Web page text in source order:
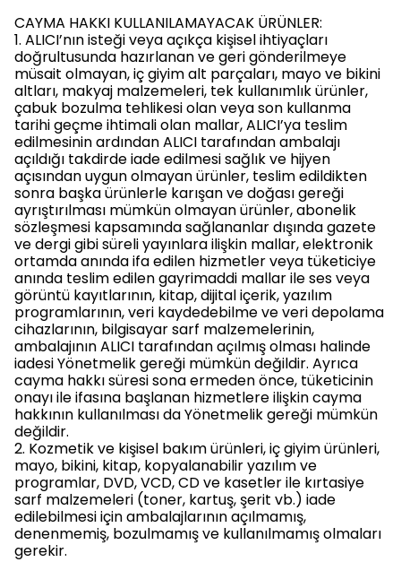
CAYMA HAKKI KULLANILAMAYACAK ÜRÜNLER:
1. ALICI’nın isteği veya açıkça kişisel ihtiyaçları
doğrultusunda hazırlanan ve geri gönderilmeye
müsait olmayan, iç giyim alt parçaları, mayo ve bikini
altları, makyaj malzemeleri, tek kullanımlık ürünler,
çabuk bozulma tehlikesi olan veya son kullanma
tarihi geçme ihtimali olan mallar, ALICI’ya teslim
edilmesinin ardından ALICI tarafından ambalajı
açıldığı takdirde iade edilmesi sağlık ve hijyen
açısından uygun olmayan ürünler, teslim edildikten
sonra başka ürünlerle karışan ve doğası gereği
ayrıştırılması mümkün olmayan ürünler, abonelik
sözleşmesi kapsamında sağlananlar dışında gazete
ve dergi gibi süreli yayınlara ilişkin mallar, elektronik
ortamda anında ifa edilen hizmetler veya tüketiciye
anında teslim edilen gayrimaddi mallar ile ses veya
görüntü kayıtlarının, kitap, dijital içerik, yazılım
programlarının, veri kaydedebilme ve veri depolama
cihazlarının, bilgisayar sarf malzemelerinin,
ambalajının ALICI tarafından açılmış olması halinde
iadesi Yönetmelik gereği mümkün değildir. Ayrıca
cayma hakkı süresi sona ermeden önce, tüketicinin
onayı ile ifasına başlanan hizmetlere ilişkin cayma
hakkının kullanılması da Yönetmelik gereği mümkün
değildir.
2. Kozmetik ve kişisel bakım ürünleri, iç giyim ürünleri,
mayo, bikini, kitap, kopyalanabilir yazılım ve
programlar, DVD, VCD, CD ve kasetler ile kırtasiye
sarf malzemeleri (toner, kartuş, şerit vb.) iade
edilebilmesi için ambalajlarının açılmamış,
denenmemiş, bozulmamış ve kullanılmamış olmaları
gerekir.